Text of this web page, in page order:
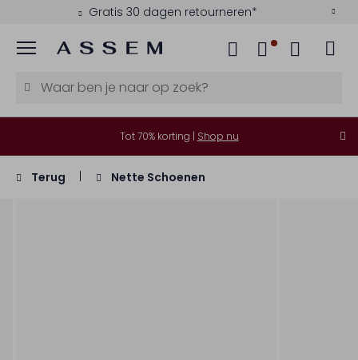
Gratis 30 dagen retourneren*
Menu
Tot 70% korting | Shop nu
Terug Nette Schoenen